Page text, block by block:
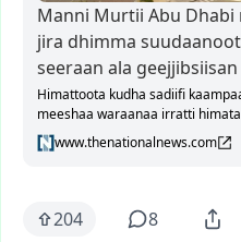
Manni Murtii Abu Dhabi
jira dhimma
seeraan ala
Himattoota kudha sadiifi
meeshaa waraanaa irratti
www.thenationalnews.com
204 8